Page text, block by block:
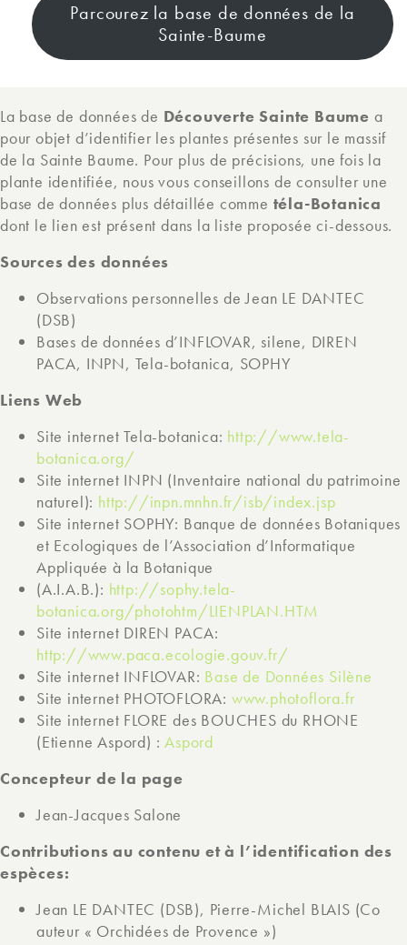
Parcourez la base de données de la
Sainte-Baume
La base de données de Découverte Sainte Baume a
pour objet d’identifier les plantes présentes sur le massif
de la Sainte Baume. Pour plus de précisions, une fois la
plante identifiée, nous vous conseillons de consulter une
base de données plus détaillée comme téla-Botanica
dont le lien est présent dans la liste proposée ci-dessous.
Sources des données
Observations personnelles de Jean LE DANTEC
(DSB)
Bases de données d’INFLOVAR, silene, DIREN
PACA, INPN, Tela-botanica, SOPHY
Liens Web
Site internet Tela-botanica: http://www.tela-
botanica.org/
Site internet INPN (Inventaire national du patrimoine
naturel): http://inpn.mnhn.fr/isb/index.jsp
Site internet SOPHY: Banque de données Botaniques
et Ecologiques de l’Association d’Informatique
Appliquée à la Botanique
(A.I.A.B.): http://sophy.tela-
botanica.org/photohtm/LIENPLAN.HTM
Site internet DIREN PACA:
http://www.paca.ecologie.gouv.fr/
Site internet INFLOVAR: Base de Données Silène
Site internet PHOTOFLORA: www.photoflora.fr
Site internet FLORE des BOUCHES du RHONE
(Etienne Aspord) : Aspord
Concepteur de la page
Jean-Jacques Salone
Contributions au contenu et à l’identification des
espèces:
Jean LE DANTEC (DSB), Pierre-Michel BLAIS (Co
auteur « Orchidées de Provence »)